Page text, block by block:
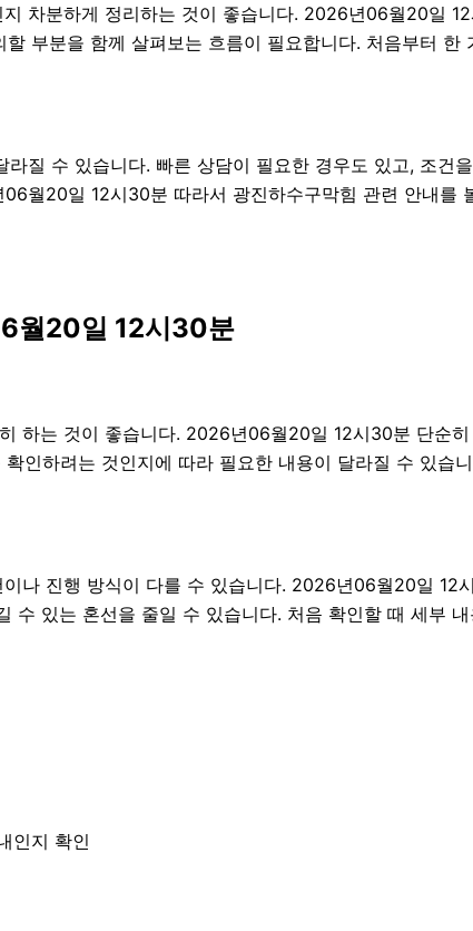
차분하게 정리하는 것이 좋습니다. 2026년06월20일
부분을 함께 살펴보는 흐름이 필요합니다. 처음부터
질 수 있습니다. 빠른 상담이 필요한 경우도 있고, 조건
월20일 12시30분 따라서 광진하수구막힘 관련 안내를
월20일 12시30분
하는 것이 좋습니다. 2026년06월20일 12시30분 단순
인하려는 것인지에 따라 필요한 내용이 달라질 수 있습
나 진행 방식이 다를 수 있습니다. 2026년06월20일 12
수 있는 혼선을 줄일 수 있습니다. 처음 확인할 때 세부
인지 확인